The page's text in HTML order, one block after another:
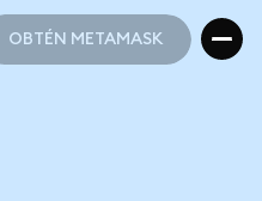
OBTÉN METAMASK